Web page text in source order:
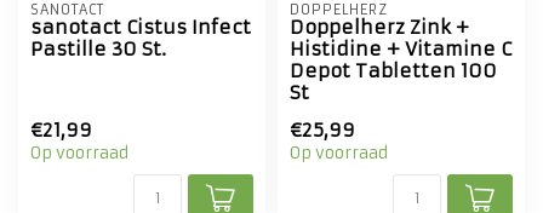
SANOTACT
sanotact Cistus Infect
Pastille 30 St.
€21,99
Op voorraad
DOPPELHERZ
Doppelherz Zink +
Histidine + Vitamine C
Depot Tabletten 100
St
€25,99
Op voorraad